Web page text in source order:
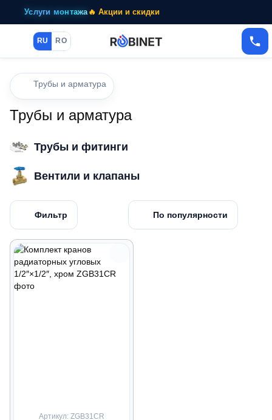
Услуги монтажа🔥 Акции и скидки
RU RO
Трубы и арматура
Трубы и арматура
Трубы и фитинги
Вентили и клапаны
Фильтр По популярности
Артикул: ZGB31CR